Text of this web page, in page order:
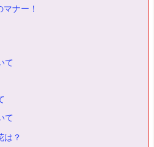
ナー！
て
て
は？